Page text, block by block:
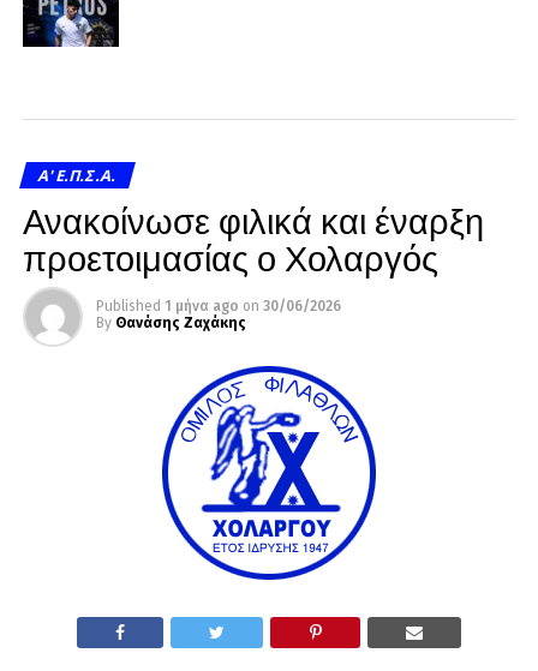
A' Ε.Π.Σ.Α.
Ανακοίνωσε φιλικά και έναρξη
προετοιμασίας ο Χολαργός
Published 1 μήνα ago on 30/06/2026
By Θανάσης Ζαχάκης